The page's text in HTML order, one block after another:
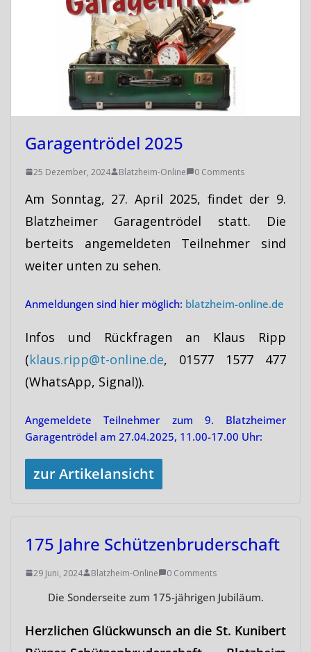
Garagentrödel 2025
25 Dezember, 2024 Blatzheim-Online 0 Comments
Am Sonntag, 27. April 2025, findet der 9.
Blatzheimer Garagentrödel statt. Die
berteits angemeldeten Teilnehmer sind
weiter unten zu sehen.
Anmeldungen sind hier möglich: blatzheim-online.de
Infos und Rückfragen an Klaus Ripp
(klaus.ripp@t-online.de, 01577 1577 477
(WhatsApp, Signal)).
Angemeldete Teilnehmer zum 9. Blatzheimer
Garagentrödel am 27.04.2025, 11.00-17.00 Uhr:
zur Artikelansicht
175 Jahre Schützenbruderschaft
29 Juni, 2024 Blatzheim-Online 0 Comments
Die Sonderseite zum 175-jährigen Jubiläum.
Herzlichen Glückwunsch an die St. Kunibert